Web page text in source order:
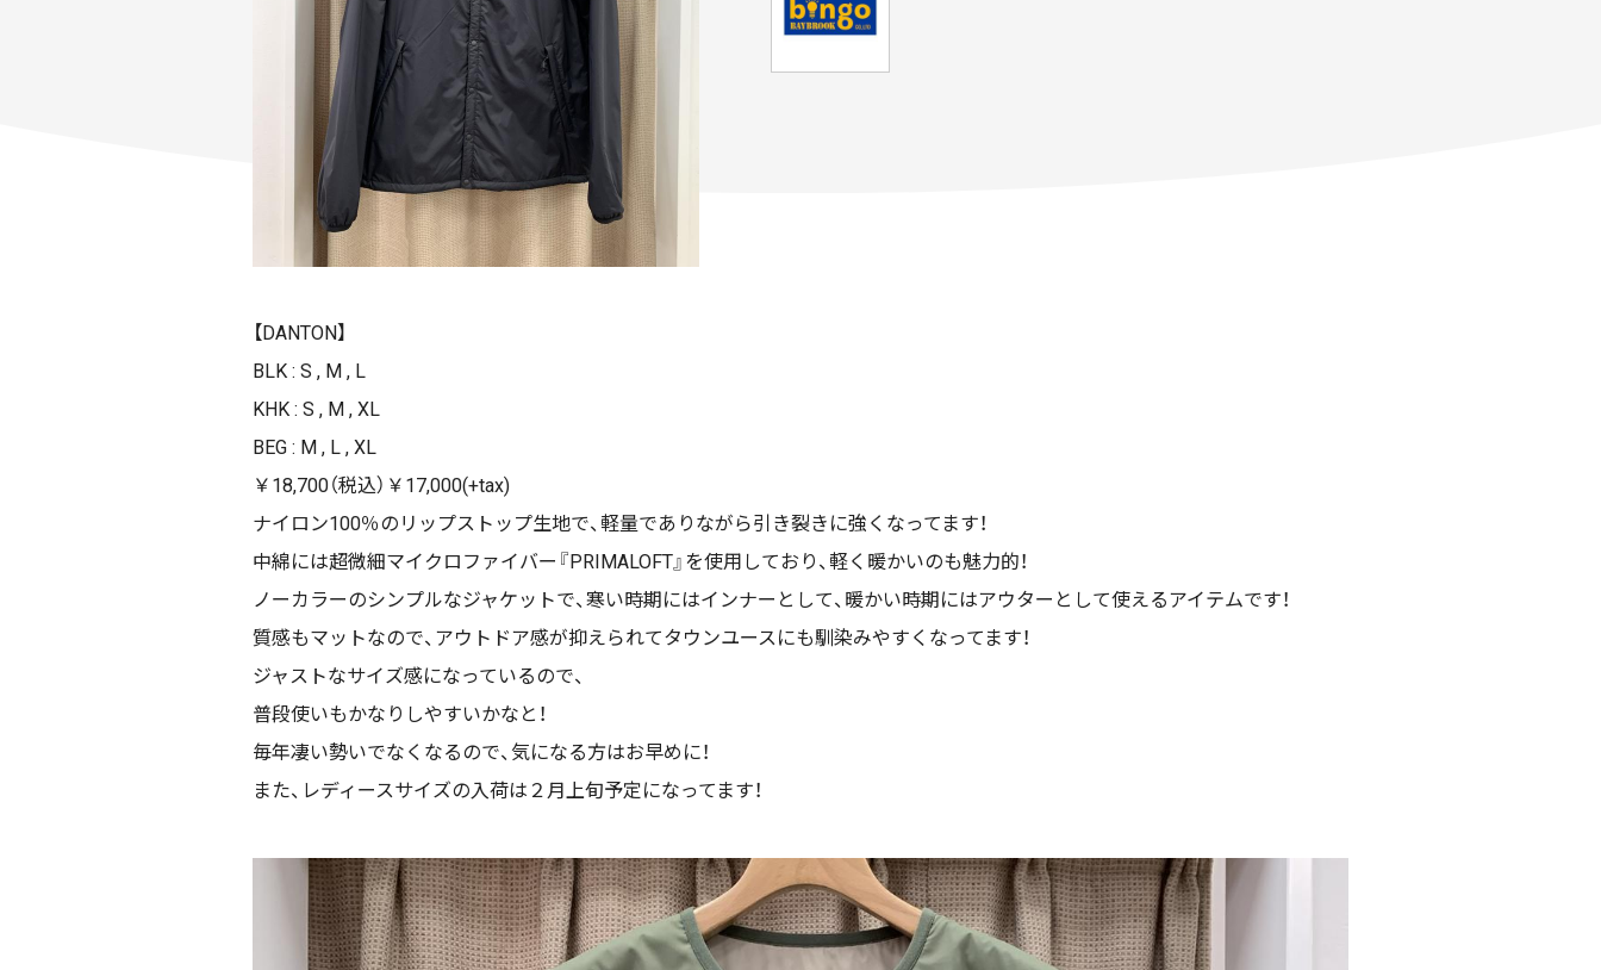
【DANTON】
BLK : S , M , L
KHK : S , M , XL
BEG : M , L , XL
￥18,700（税込）￥17,000(+tax)
ナイロン100％のリップストップ生地で、軽量でありながら引き裂きに強くなってます！
中綿には超微細マイクロファイバー『PRIMALOFT』を使用しており、軽く暖かいのも魅力的！
ノーカラーのシンプルなジャケットで、寒い時期にはインナーとして、暖かい時期にはアウターとして使えるアイテムです！
質感もマットなので、アウトドア感が抑えられてタウンユースにも馴染みやすくなってます！
ジャストなサイズ感になっているので、
普段使いもかなりしやすいかなと！
毎年凄い勢いでなくなるので、気になる方はお早めに！
また、レディースサイズの入荷は２月上旬予定になってます！